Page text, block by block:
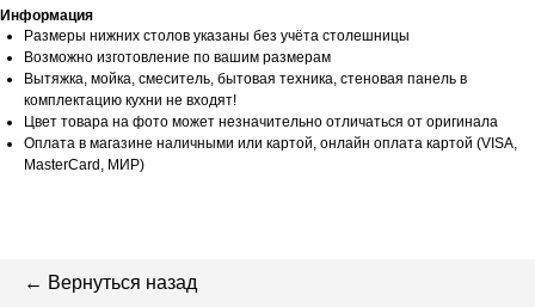
Информация
Размеры нижних столов указаны без учёта столешницы
Возможно изготовление по вашим размерам
Вытяжка, мойка, смеситель, бытовая техника, стеновая панель в
комплектацию кухни не входят!
Цвет товара на фото может незначительно отличаться от оригинала
Оплата в магазине наличными или картой, онлайн оплата картой (VISA,
MasterCard, МИР)
← Вернуться назад